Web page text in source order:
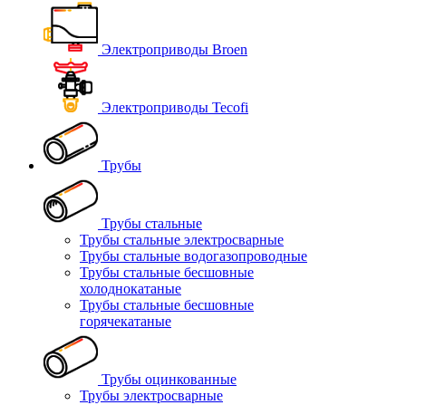
Электроприводы Broen
Электроприводы Tecofi
Трубы
Трубы стальные
Трубы стальные электросварные
Трубы стальные водогазопроводные
Трубы стальные бесшовные
холоднокатаные
Трубы стальные бесшовные
горячекатаные
Трубы оцинкованные
Трубы электросварные